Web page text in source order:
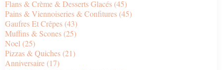
Flans & Crème & Desserts Glacés (45)
Pains & Viennoiseries & Confitures (45)
Gaufres Et Crêpes (43)
Muffins & Scones (25)
Noel (25)
Pizzas & Quiches (21)
Anniversaire (17)